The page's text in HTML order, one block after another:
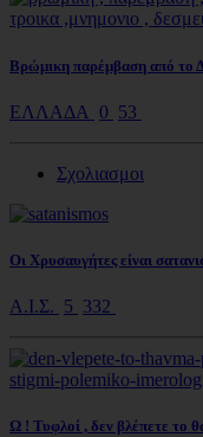
Βρώμικη παρέμβαση από το
ΕΛΛΑΔΑ 0 53
Σχολιασμοι
Οι Χρυσαυγήτες είναι
Α.Ι.Σ. 5 332
Ω ! Τυφλοί , δεν βλέπετε το